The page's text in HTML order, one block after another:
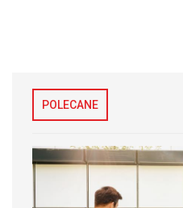
POLECANE